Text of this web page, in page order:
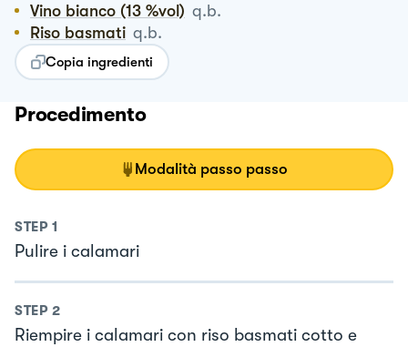
Vino bianco (13 %vol) q.b.
Riso basmati q.b.
Copia ingredienti
Procedimento
Modalità passo passo
STEP 1
Pulire i calamari
STEP 2
Riempire i calamari con riso basmati cotto e